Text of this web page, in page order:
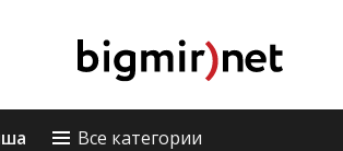
Все категории